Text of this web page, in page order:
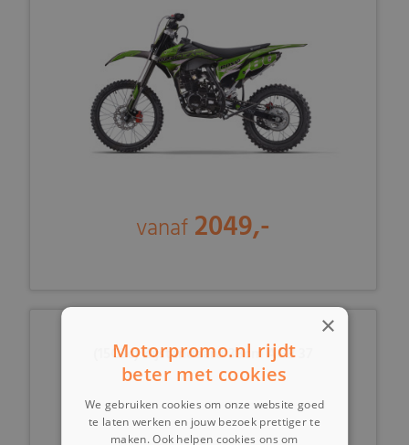
vanaf 2049,-
(15C3c) Zijstandaard 38cm AGB 37
×
Motorpromo.nl rijdt
beter met cookies
We gebruiken cookies om onze website goed
te laten werken en jouw bezoek prettiger te
maken. Ook helpen cookies ons om